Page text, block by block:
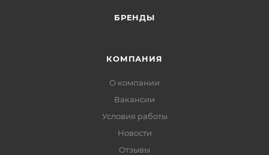
БРЕНДЫ
КОМПАНИЯ
О компании
Вакансии
Условия работы
Новости
Отзывы